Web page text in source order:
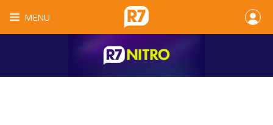
MENU